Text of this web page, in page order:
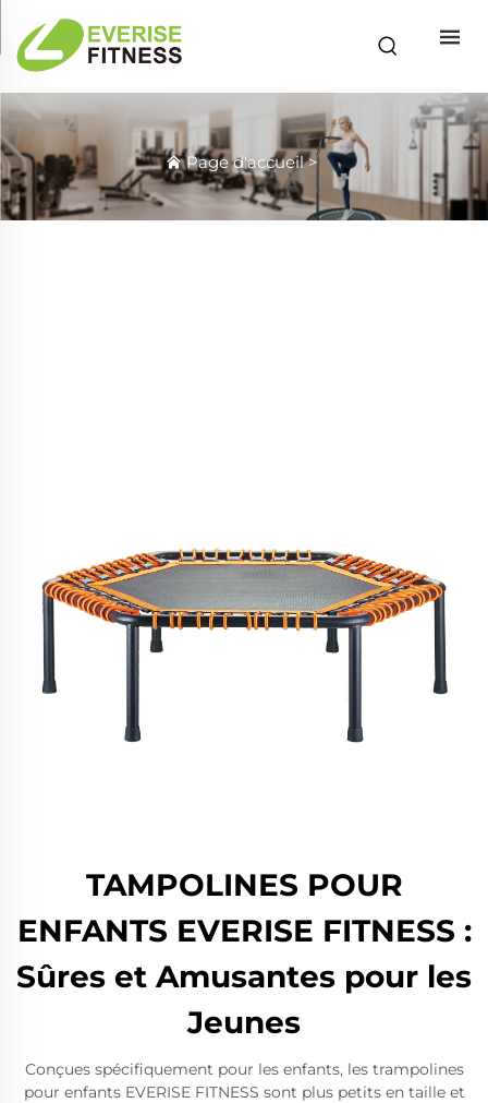
Page d'accueil>
TAMPOLINES POUR
ENFANTS EVERISE FITNESS :
Sûres et Amusantes pour les
Jeunes
Conçues spécifiquement pour les enfants, les trampolines
pour enfants EVERISE FITNESS sont plus petits en taille et